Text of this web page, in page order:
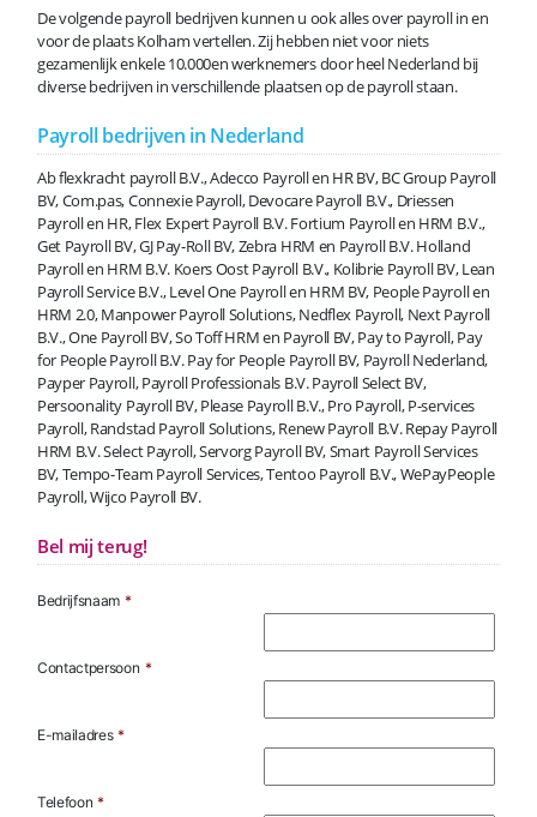
De volgende payroll bedrijven kunnen u ook alles over payroll in en
voor de plaats Kolham vertellen. Zij hebben niet voor niets
gezamenlijk enkele 10.000en werknemers door heel Nederland bij
diverse bedrijven in verschillende plaatsen op de payroll staan.
Payroll bedrijven in Nederland
Ab flexkracht payroll B.V., Adecco Payroll en HR BV, BC Group Payroll
BV, Com.pas, Connexie Payroll, Devocare Payroll B.V., Driessen
Payroll en HR, Flex Expert Payroll B.V. Fortium Payroll en HRM B.V.,
Get Payroll BV, GJ Pay-Roll BV, Zebra HRM en Payroll B.V. Holland
Payroll en HRM B.V. Koers Oost Payroll B.V., Kolibrie Payroll BV, Lean
Payroll Service B.V., Level One Payroll en HRM BV, People Payroll en
HRM 2.0, Manpower Payroll Solutions, Nedflex Payroll, Next Payroll
B.V., One Payroll BV, So Toff HRM en Payroll BV, Pay to Payroll, Pay
for People Payroll B.V. Pay for People Payroll BV, Payroll Nederland,
Payper Payroll, Payroll Professionals B.V. Payroll Select BV,
Persoonality Payroll BV, Please Payroll B.V., Pro Payroll, P-services
Payroll, Randstad Payroll Solutions, Renew Payroll B.V. Repay Payroll
HRM B.V. Select Payroll, Servorg Payroll BV, Smart Payroll Services
BV, Tempo-Team Payroll Services, Tentoo Payroll B.V., WePayPeople
Payroll, Wijco Payroll BV.
Bel mij terug!
Bedrijfsnaam *
Contactpersoon *
E-mailadres *
Telefoon *